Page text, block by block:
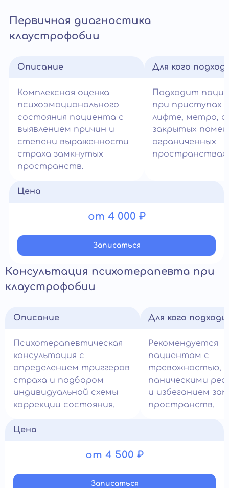
Первичная диагностика
клаустрофобии
Описание
Комплексная оценка
психоэмоционального
состояния пациента с
выявлением причин и
степени выраженности
страха замкнутых
пространств.
Для кого
Подходит
при приступах
лифте, метро,
закрытых
ограниченных
пространствах.
Цена
от 4 000 ₽
Записатьcя
Консультация психотерапевта при
клаустрофобии
Описание
Психотерапевтическая
консультация с
определением триггеров
страха и подбором
индивидуальной схемы
коррекции состояния.
Для кого
Рекомендуется
пациентам с
тревожностью,
паническими
и избеганием
пространств.
Цена
от 4 500 ₽
Записатьcя